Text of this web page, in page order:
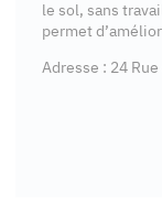
le sol, sans
permet
Adresse : 24